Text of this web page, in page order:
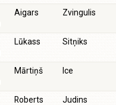
Aigars Zvingulis
Lūkass Sitņiks
Mārtiņš Ice
Roberts Judins